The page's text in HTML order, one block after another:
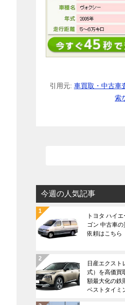
引用元: 車買取・中古車
索
今週の人気記事
トヨタ ハイ
ゴン 中古車
依頼はこちら
日産エクスト
式）を高価買
額最大化の鉄
ベストタイミ